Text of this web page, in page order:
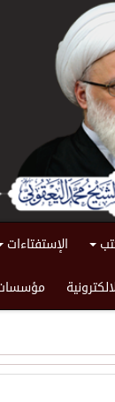
الإستفتاءات